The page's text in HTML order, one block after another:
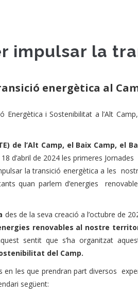
impulsar la
energètica al
Energètica i Sostenibilitat a l’Alt
de l’Alt Camp, el Baix Camp, el
d’abril de 2024 les primeres Jornades
la transició energètica a les
quan parlem d’energies
des de la seva creació a l’octubre de
renovables al nostre
sentit que s’ha organitzat
del Camp.
en les que prendran part diversos
següent: